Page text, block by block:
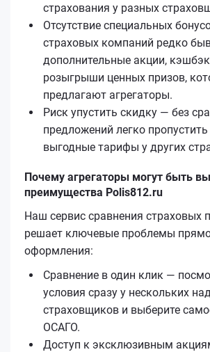
страхования у разных
Отсутствие специальных
страховых компаний редко
дополнительные акции,
розыгрыши ценных призов,
предлагают агрегаторы.
Риск упустить скидку — без
предложений легко
выгодные тарифы у других
Почему агрегаторы могут быть
преимущества Polis812.ru
Наш сервис сравнения страховых
решает ключевые проблемы
оформления:
Сравнение в один клик —
условия сразу у нескольких
страховщиков и выберите
ОСАГО.
Доступ к эксклюзивным